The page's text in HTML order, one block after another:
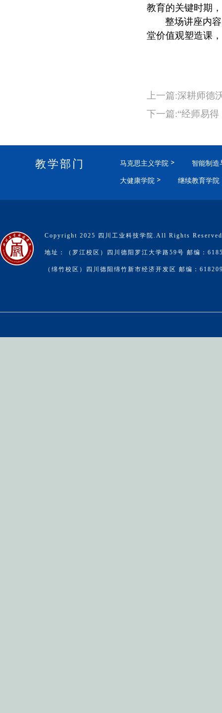
教育的关键时期
整场讲座内
堂价值观塑造课
上一篇:深耕师
下一篇:“经师易
教学部门 马克思主义学院
智能制造
大健康学院
继续教育学院
Copyright 2025 四川工业科技学院.All Rights
地址：（罗江校区）四川德阳罗江大学路59号 邮编：
（绵竹校区）四川德阳绵竹新市经济开发区 邮编：